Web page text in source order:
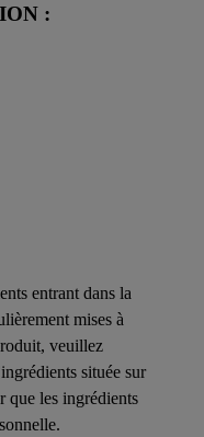
:
entrant dans la
mises à
veuillez
située sur
que les ingrédients